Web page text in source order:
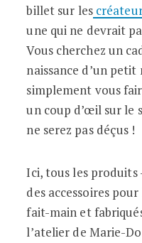
billet sur les
une qui ne devrait
Vous cherchez un
naissance d’un
simplement vous
un coup d’œil sur le
ne serez pas déçus !
Ici, tous les produits
des accessoires
fait-main et
l’atelier de Marie-